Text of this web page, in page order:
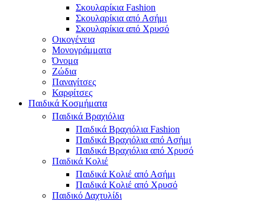
Σκουλαρίκια Fashion
Σκουλαρίκια από Ασήμι
Σκουλαρίκια από Χρυσό
Οικογένεια
Μονογράμματα
Όνομα
Ζώδια
Παναγίτσες
Καρφίτσες
Παιδικά Κοσμήματα
Παιδικά Βραχιόλια
Παιδικά Βραχιόλια Fashion
Παιδικά Βραχιόλια από Ασήμι
Παιδικά Βραχιόλια από Χρυσό
Παιδικά Κολιέ
Παιδικά Κολιέ από Ασήμι
Παιδικά Κολιέ από Χρυσό
Παιδικό Δαχτυλίδι